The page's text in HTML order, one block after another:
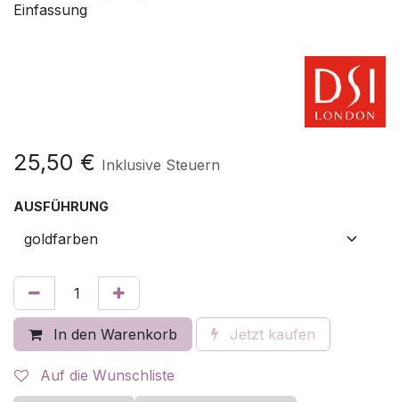
Einfassung
25,50 € Inklusive Steuern
AUSFÜHRUNG
In den Warenkorb Jetzt kaufen
Auf die Wunschliste